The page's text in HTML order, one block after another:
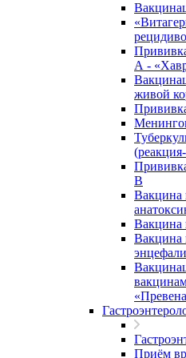
А -
живой
В
Вакцина
Вакцина
Вакцина
Приём